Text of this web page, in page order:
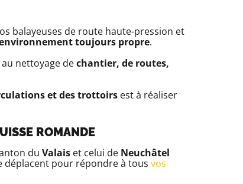
balayeuses de route haute-pression et
toujours propre.
nettoyage dechantier, de routes,
et des trottoirs est à réaliser
ROMANDE
du Valais et celui de Neuchâtel
déplacent pour répondre à tous vos